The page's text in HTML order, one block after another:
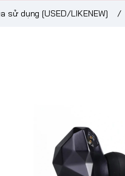
sử dụng [USED/LIKENEW] /